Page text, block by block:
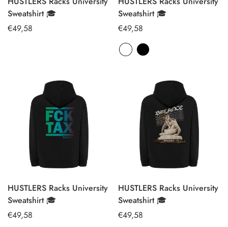
Sweatshirt 🎓
Regular
€49,58
Sweatshirt 🎓
Regular
price
€49,58
SELECT
OPTIONS
HUSTLERS Racks University
Sweatshirt 🎓
Regular
€49,58
SELECT
OPTIONS
HUSTLERS Racks University
Sweatshirt 🎓
Regular
€49,58